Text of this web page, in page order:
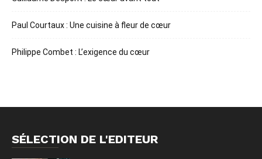
Paul Courtaux : Une cuisine à fleur de cœur
Philippe Combet : L’exigence du cœur
SÉLECTION DE L'EDITEUR